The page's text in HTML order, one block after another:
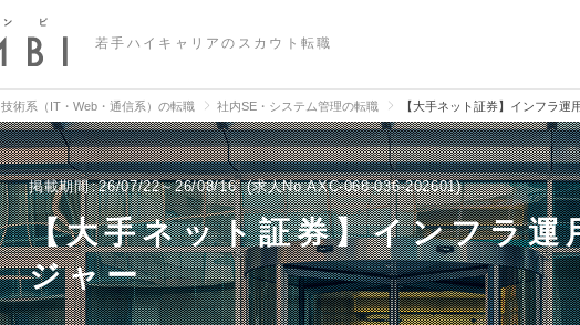
若手ハイキャリアのスカウト転職
技術系（IT・Web・通信系）の転職 社内SE・システム管理の転職 【大手ネット証券】インフラ運
掲載期間 26/07/22～26/08/16 求人No.AXC-068-036-202601
【大手ネット証券】インフラ運
ジャー